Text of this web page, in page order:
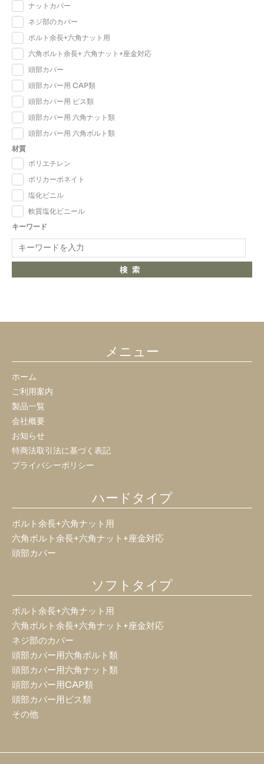
ナットカバー
ネジ部のカバー
ボルト余長+六角ナット用
六角ボルト余長+ 六角ナット+座金対応
頭部カバー
頭部カバー用 CAP類
頭部カバー用 ビス類
頭部カバー用 六角ナット類
頭部カバー用 六角ボルト類
材質
ポリエチレン
ポリカーボネイト
塩化ビニル
軟質塩化ビニール
キーワード
検索
メニュー
ホーム
ご利用案内
製品一覧
会社概要
お知らせ
特商法取引法に基づく表記
プライバシーポリシー
ハードタイプ
ボルト余長+六角ナット用
六角ボルト余長+六角ナット+座金対応
頭部カバー
ソフトタイプ
ボルト余長+六角ナット用
六角ボルト余長+六角ナット+座金対応
ネジ部のカバー
頭部カバー用六角ボルト類
頭部カバー用六角ナット類
頭部カバー用CAP類
頭部カバー用ビス類
その他